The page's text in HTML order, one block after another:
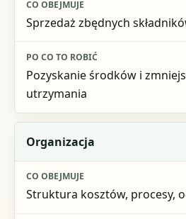
Sprzedaż zbędnych
Pozyskanie środków i
utrzymania
Organizacja
Struktura kosztów, procesy,